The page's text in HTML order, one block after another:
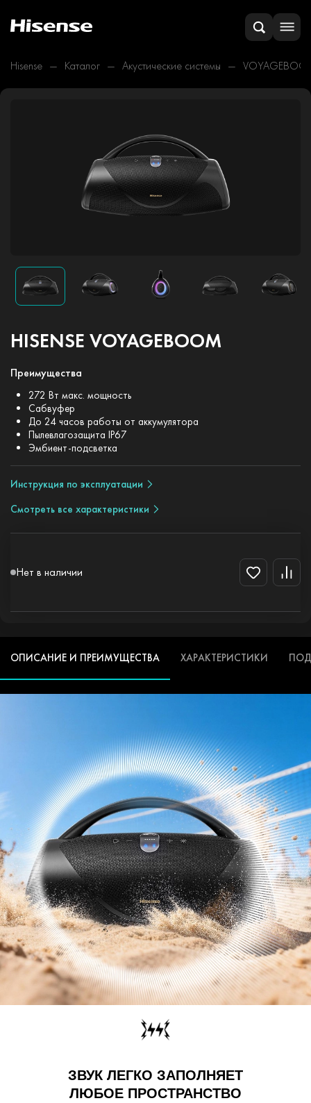
Hisense Каталог Акустические системы
HISENSE VOYAGEBOOM
Преимущества
272 Вт макс. мощность
Сабвуфер
До 24 часов работы от аккумулятора
Пылевлагозащита IP67
Эмбиент-подсветка
Инструкция по эксплуатации
Смотреть все характеристики
Нет в наличии
ОПИСАНИЕ И ПРЕИМУЩЕСТВА ХАРАКТЕРИСТИКИ
ЗВУК ЛЕГКО ЗАПОЛНЯЕТ
ЛЮБОЕ ПРОСТРАНСТВО